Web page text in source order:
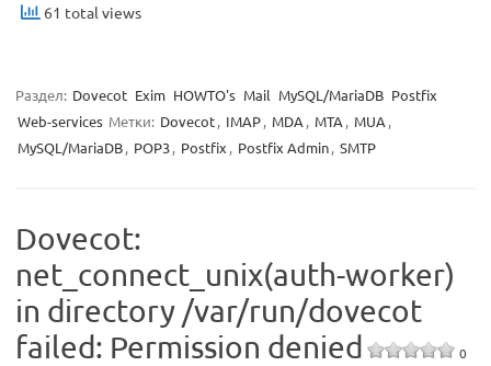
61 total views
Раздел: Dovecot Exim HOWTO's Mail MySQL/MariaDB Postfix
Web-services Метки: Dovecot, IMAP, MDA , MTA , MUA ,
MySQL/MariaDB, POP3, Postfix , Postfix Admin, SMTP
Dovecot:
net_connect_unix(auth-worker)
in directory /var/run/dovecot
failed: Permission denied
0